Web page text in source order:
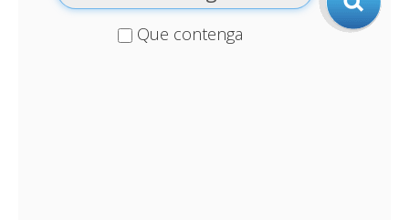
Que contenga